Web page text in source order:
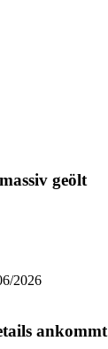
geölt
2026
ankommt